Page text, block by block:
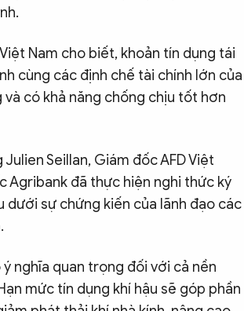
Nam cho biết, khoản tín dụng tái
cùng các định chế tài chính lớn của
có khả năng chống chịu tốt hơn
Seillan, Giám đốc AFD Việt
Agribank đã thực hiện nghi thức ký
dưới sự chứng kiến của lãnh đạo các
nghĩa quan trọng đối với cả nền
mức tín dụng khí hậu sẽ góp phần